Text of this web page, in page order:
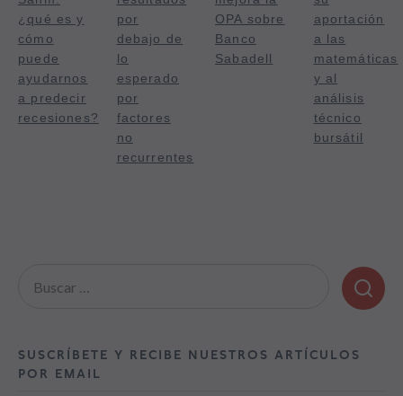
¿qué es y
cómo
puede
ayudarnos
a predecir
recesiones?
por
debajo de
lo
esperado
por
factores
no
recurrentes
OPA sobre
Banco
Sabadell
aportación
a las
matemáticas
y al
análisis
técnico
bursátil
SUSCRÍBETE Y RECIBE NUESTROS ARTÍCULOS
POR EMAIL